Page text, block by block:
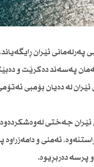
ئێران
پەسەند دەكرێت و
ئێران لە دەیان بۆمبی
جەختی
ئەمنی و دامەزراوە
پرسە دەربڕیوە.